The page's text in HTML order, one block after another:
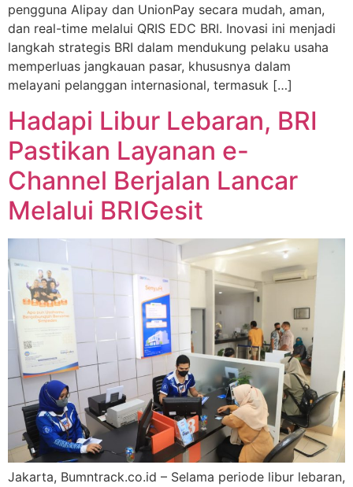
pengguna Alipay dan UnionPay secara mudah, aman,
dan real-time melalui QRIS EDC BRI. Inovasi ini menjadi
langkah strategis BRI dalam mendukung pelaku usaha
memperluas jangkauan pasar, khususnya dalam
melayani pelanggan internasional, termasuk […]
Hadapi Libur Lebaran, BRI
Pastikan Layanan e-
Channel Berjalan Lancar
Melalui BRIGesit
Jakarta, Bumntrack.co.id – Selama periode libur lebaran,